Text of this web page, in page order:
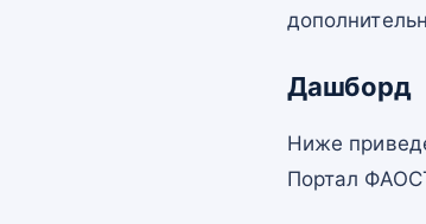
Дашборд
Ниже
Портал